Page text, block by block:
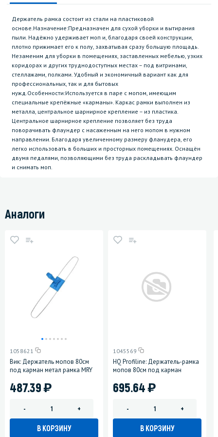
Держатель рамка состоит из стали на пластиковой
основе.Назначение:Предназначен для сухой уборки и вытирания
пыли. Надёжно удерживает моп и, благодаря своей конструкции,
плотно прижимает его к полу, захватывая сразу большую площадь.
Незаменим для уборки в помещениях, заставленных мебелью, узких
коридорах и других труднодоступных местах – под витринами,
стеллажами, полками. Удобный и экономичный вариант как для
профессиональных, так и для бытовых
нужд.Особенности:Используется в паре с мопом, имеющим
специальные крепёжные «карманы». Каркас рамки выполнен из
металла, центральное шарнирное крепление – из пластика.
Центральное шарнирное крепление позволяет без труда
поворачивать флаундер с насаженным на него мопом в нужном
направлении. Благодаря увеличенному размеру фланудера, его
легко использовать в больших и просторных помещениях. Оснащён
двумя педалями, позволяющими без труда раскладывать флаундер
и снимать моп.
Аналоги
1058621
Вик: Держатель мопов 80см
под карман метал рамка MRY
487.39)
- +
В КОРЗИНУ
1045569
HQ Profiline: Держатель-рамка
мопов 80см под карман
695.64)
- +
В КОРЗИНУ